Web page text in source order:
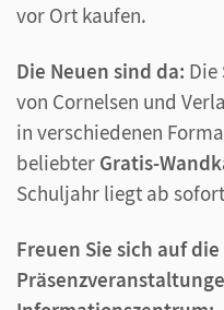
vor Ort kaufen.
Die Neuen sind da: Die
von Cornelsen und
in verschiedenen
beliebter Gratis-
Schuljahr liegt ab
Freuen Sie sich auf